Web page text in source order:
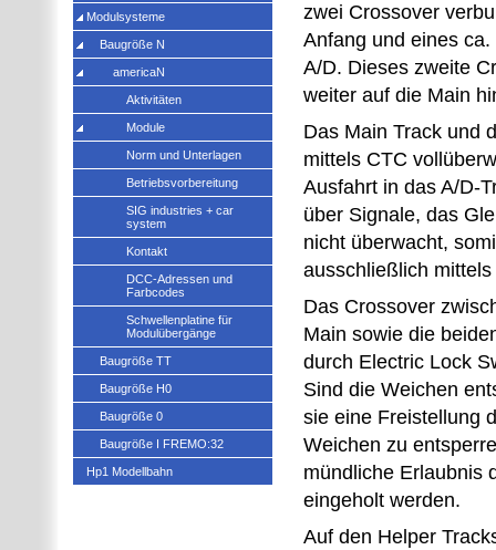
zwei Crossover
Anfang und eines
A/D. Dieses zweite
weiter auf die Main
Das Main Track und
mittels CTC
Ausfahrt in das A/D-
über Signale, das
nicht überwacht,
ausschließlich
Das Crossover
Main sowie die
durch Electric Lock
Sind die Weichen
sie eine Freistellung
Weichen zu
mündliche Erlaubnis
eingeholt werden.
Auf den Helper
Modulsysteme
Baugröße N
americaN
Aktivitäten
Module
Norm und Unterlagen
Betriebsvorbereitung
SIG industries + car
system
Kontakt
DCC-Adressen und
Farbcodes
Schwellenplatine für
Modulübergänge
Baugröße TT
Baugröße H0
Baugröße 0
Baugröße I FREMO:32
Hp1 Modellbahn